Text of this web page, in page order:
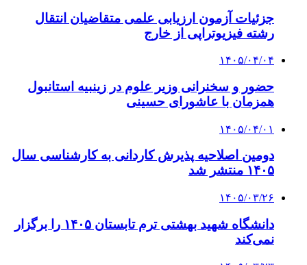
جزئیات آزمون ارزیابی علمی متقاضیان انتقال
رشته فیزیوتراپی از خارج
۱۴۰۵/۰۴/۰۴
حضور و سخنرانی وزیر علوم در زینبیه استانبول
همزمان با عاشورای حسینی
۱۴۰۵/۰۴/۰۱
دومین اصلاحیه پذیرش کاردانی به کارشناسی‌ سال
۱۴۰۵ منتشر شد
۱۴۰۵/۰۳/۲۶
دانشگاه شهید بهشتی ترم تابستان ۱۴۰۵ را برگزار
نمی‌کند